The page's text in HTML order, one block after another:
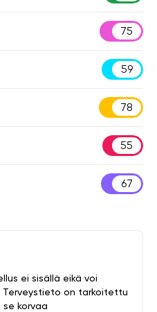
75
59
78
55
67
ei sisällä eikä voi
Terveystieto on tarkoitettu
korvaa